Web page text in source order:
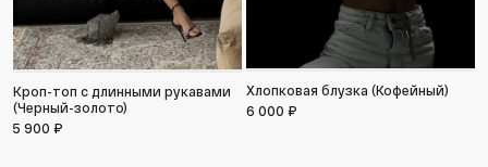
Кроп-топ с длинными рукавами
(Черный-золото)
5 900 ₽
Хлопковая блузка (Кофейный)
6 000 ₽